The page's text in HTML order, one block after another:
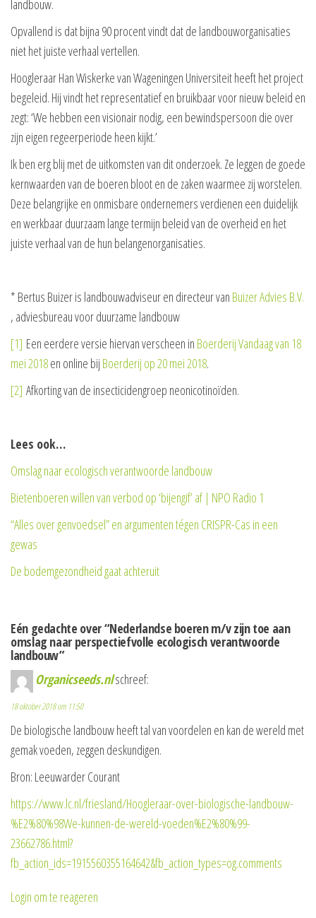
landbouw.
Opvallend is dat bijna 90 procent vindt dat de landbouworganisaties
niet het juiste verhaal vertellen.
Hoogleraar Han Wiskerke van Wageningen Universiteit heeft het project
begeleid. Hij vindt het representatief en bruikbaar voor nieuw beleid en
zegt: ‘We hebben een visionair nodig, een bewindspersoon die over
zijn eigen regeerperiode heen kijkt.’
Ik ben erg blij met de uitkomsten van dit onderzoek. Ze leggen de goede
kernwaarden van de boeren bloot en de zaken waarmee zij worstelen.
Deze belangrijke en onmisbare ondernemers verdienen een duidelijk
en werkbaar duurzaam lange termijn beleid van de overheid en het
juiste verhaal van de hun belangenorganisaties.
* Bertus Buizer is landbouwadviseur en directeur van Buizer Advies B.V.
, adviesbureau voor duurzame landbouw
[1] Een eerdere versie hiervan verscheen in Boerderij Vandaag van 18
mei 2018en online bij Boerderij op 20 mei 2018.
[2] Afkorting van de insecticidengroep neonicotinoïden.
Lees ook…
Omslag naar ecologisch verantwoorde landbouw
Bietenboeren willen van verbod op ‘bijengif’ af | NPO Radio 1
“Alles over genvoedsel” en argumenten tégen CRISPR-Cas in een
gewas
De bodemgezondheid gaat achteruit
Eén gedachte over “Nederlandse boeren m/v zijn toe aan
omslag naar perspectiefvolle ecologisch verantwoorde
landbouw”
Organicseeds.nlschreef:
18 oktober 2018 om 11:50
De biologische landbouw heeft tal van voordelen en kan de wereld met
gemak voeden, zeggen deskundigen.
Bron: Leeuwarder Courant
https://www.lc.nl/friesland/Hoogleraar-over-biologische-landbouw-
%E2%80%98We-kunnen-de-wereld-voeden%E2%80%99-
23662786.html?
fb_action_ids=1915560355164642&fb_action_types=og.comments
Login om te reageren